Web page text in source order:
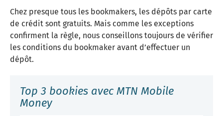
Chez presque tous les bookmakers, les dépôts par carte
de crédit sont gratuits. Mais comme les exceptions
confirment la règle, nous conseillons toujours de vérifier
les conditions du bookmaker avant d’effectuer un
dépôt.
Top 3 bookies avec MTN Mobile
Money